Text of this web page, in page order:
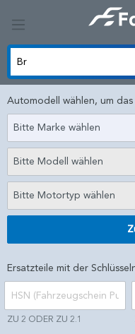
Automodell wählen, um
Bitte Marke wählen
Bitte Modell wählen
Bitte Motortyp wählen
Ersatzteile mit der
ZU 2 ODER ZU 2.1